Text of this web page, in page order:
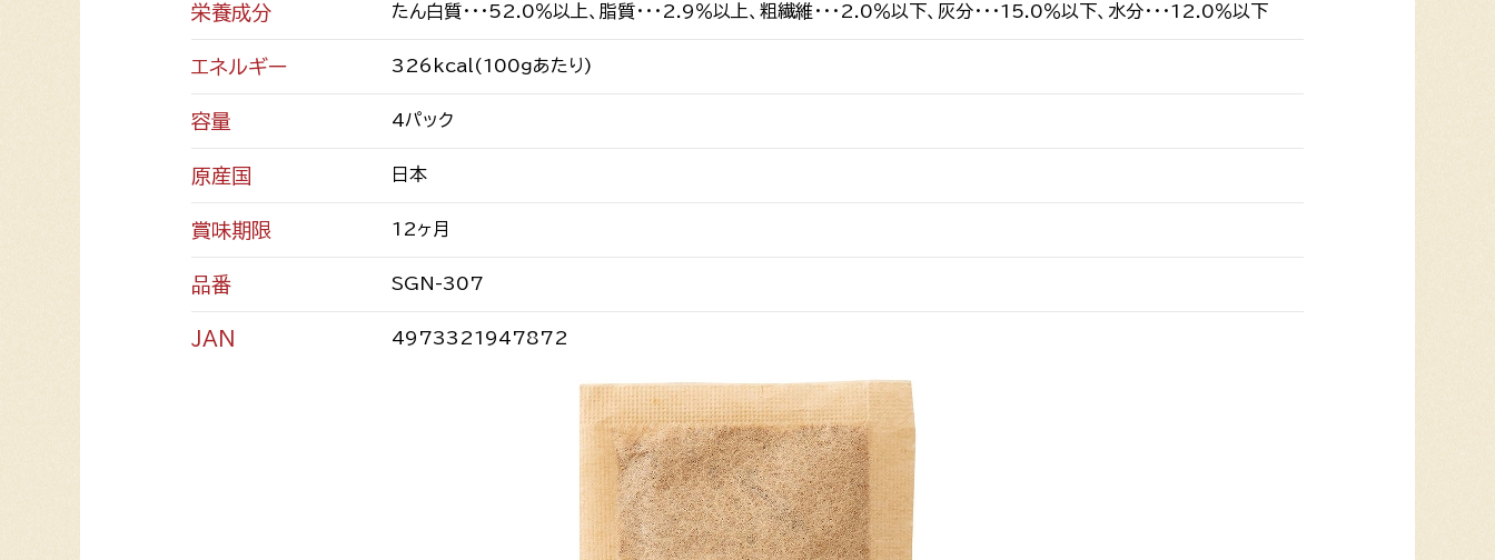
栄養成分 たん白質・・・52.0％以上、脂質・・・2.9％以上、粗繊維・・・2.0％以下、灰分・・・15.0％以下、水分・・・12.0％以下
エネルギー 326kcal(100ｇあたり)
容量 4パック
原産国 日本
賞味期限 12ヶ月
品番 SGN-307
JAN 4973321947872